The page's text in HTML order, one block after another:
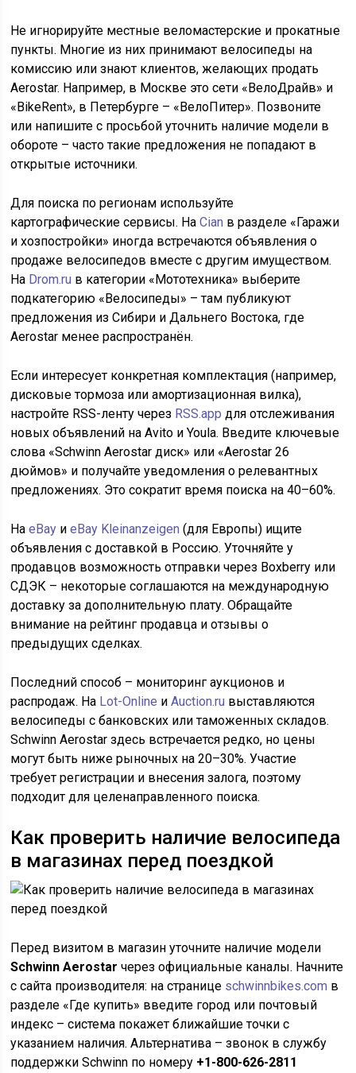
Не игнорируйте местные веломастерские и прокатные
пункты. Многие из них принимают велосипеды на
комиссию или знают клиентов, желающих продать
Aerostar. Например, в Москве это сети «ВелоДрайв» и
«BikeRent», в Петербурге – «ВелоПитер». Позвоните
или напишите с просьбой уточнить наличие модели в
обороте – часто такие предложения не попадают в
открытые источники.
Для поиска по регионам используйте
картографические сервисы. НаCian в разделе «Гаражи
и хозпостройки» иногда встречаются объявления о
продаже велосипедов вместе с другим имуществом.
На Drom.ru в категории «Мототехника» выберите
подкатегорию «Велосипеды» – там публикуют
предложения из Сибири и Дальнего Востока, где
Aerostar менее распространён.
Если интересует конкретная комплектация (например,
дисковые тормоза или амортизационная вилка),
настройте RSS-ленту через RSS.app для отслеживания
новых объявлений на Avito и Youla. Введите ключевые
слова «Schwinn Aerostar диск» или «Aerostar 26
дюймов» и получайте уведомления о релевантных
предложениях. Это сократит время поиска на 40–60%.
НаeBay иeBay Kleinanzeigen (для Европы) ищите
объявления с доставкой в Россию. Уточняйте у
продавцов возможность отправки через Boxberry или
СДЭК – некоторые соглашаются на международную
доставку за дополнительную плату. Обращайте
внимание на рейтинг продавца и отзывы о
предыдущих сделках.
Последний способ – мониторинг аукционов и
распродаж. На Lot-Online иAuction.ru выставляются
велосипеды с банковских или таможенных складов.
Schwinn Aerostar здесь встречается редко, но цены
могут быть ниже рыночных на 20–30%. Участие
требует регистрации и внесения залога, поэтому
подходит для целенаправленного поиска.
Как проверить наличие велосипеда
в магазинах перед поездкой
Перед визитом в магазин уточните наличие модели
Schwinn Aerostar через официальные каналы. Начните
с сайта производителя: на странице schwinnbikes.com в
разделе «Где купить» введите город или почтовый
индекс – система покажет ближайшие точки с
указанием наличия. Альтернатива – звонок в службу
поддержки Schwinn по номеру +1-800-626-2811